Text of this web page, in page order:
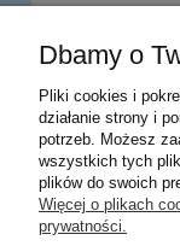
Dbamy o
Pliki cookies i
działanie strony i
potrzeb. Możesz
wszystkich tych
plików do swoich
Więcej o plikach
prywatności.